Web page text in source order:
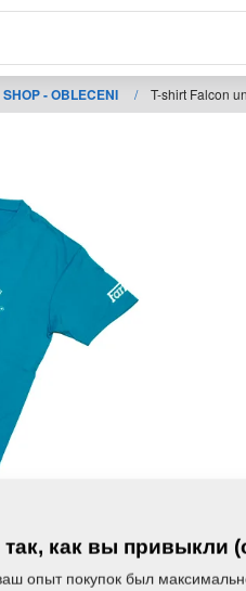
SHOP - OBLECENI / T-shirt Falcon
как вы привыкли
опыт покупок был